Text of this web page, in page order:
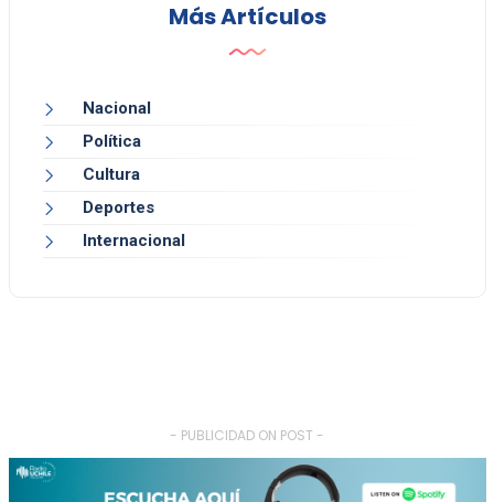
Más Artículos
Nacional
Política
Cultura
Deportes
Internacional
- PUBLICIDAD ON POST -